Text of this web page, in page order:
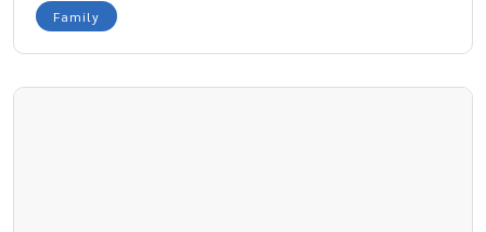
Family